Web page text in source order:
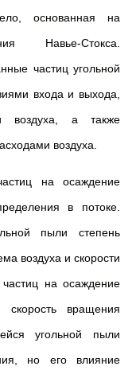
основанная на
Навье-Стокса.
частиц угольной
входа и выхода,
воздуха, а также
воздуха.
на осаждение
в потоке.
пыли степень
воздуха и скорости
на осаждение
вращения
угольной пыли
но его влияние